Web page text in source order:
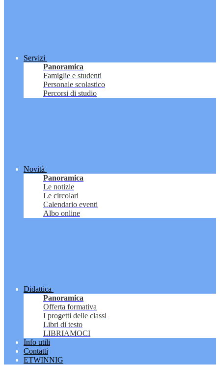
Servizi
Panoramica
Famiglie e studenti
Personale scolastico
Percorsi di studio
Novità
Panoramica
Le notizie
Le circolari
Calendario eventi
Albo online
Didattica
Panoramica
Offerta formativa
I progetti delle classi
Libri di testo
LIBRIAMOCI
Info utili
Contatti
ETWINNIG